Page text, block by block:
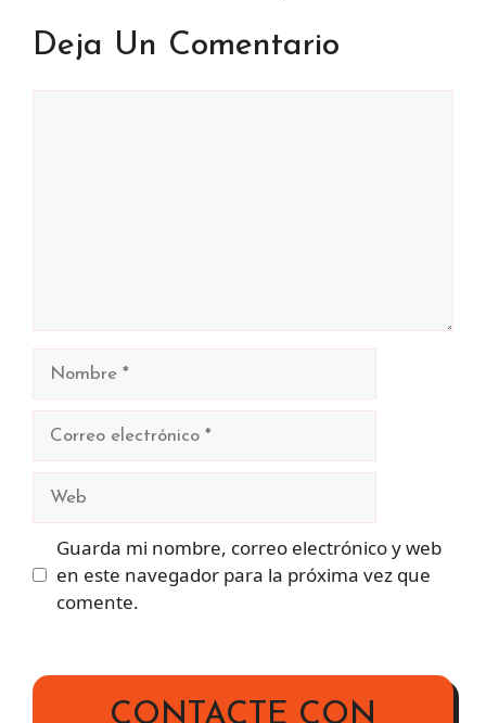
Deja Un Comentario
Nombre
Guarda mi nombre, correo electrónico y web
en este navegador para la próxima vez que
comente.